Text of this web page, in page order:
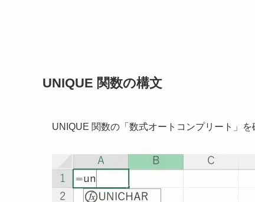
UNIQUE 関数の構文
UNIQUE 関数の「数式オートコンプリート」を